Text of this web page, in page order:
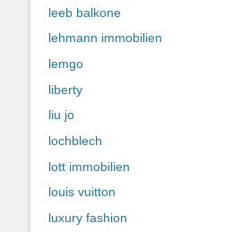
leeb balkone
lehmann immobilien
lemgo
liberty
liu jo
lochblech
lott immobilien
louis vuitton
luxury fashion